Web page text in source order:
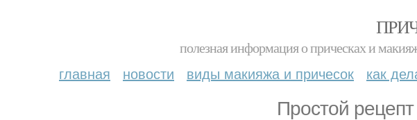
полезная информация о прическах и
главная новости виды макияжа и причесок как
Простой